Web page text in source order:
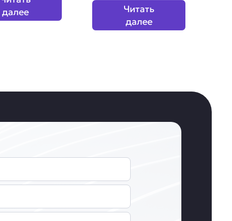
далее
Читать
далее